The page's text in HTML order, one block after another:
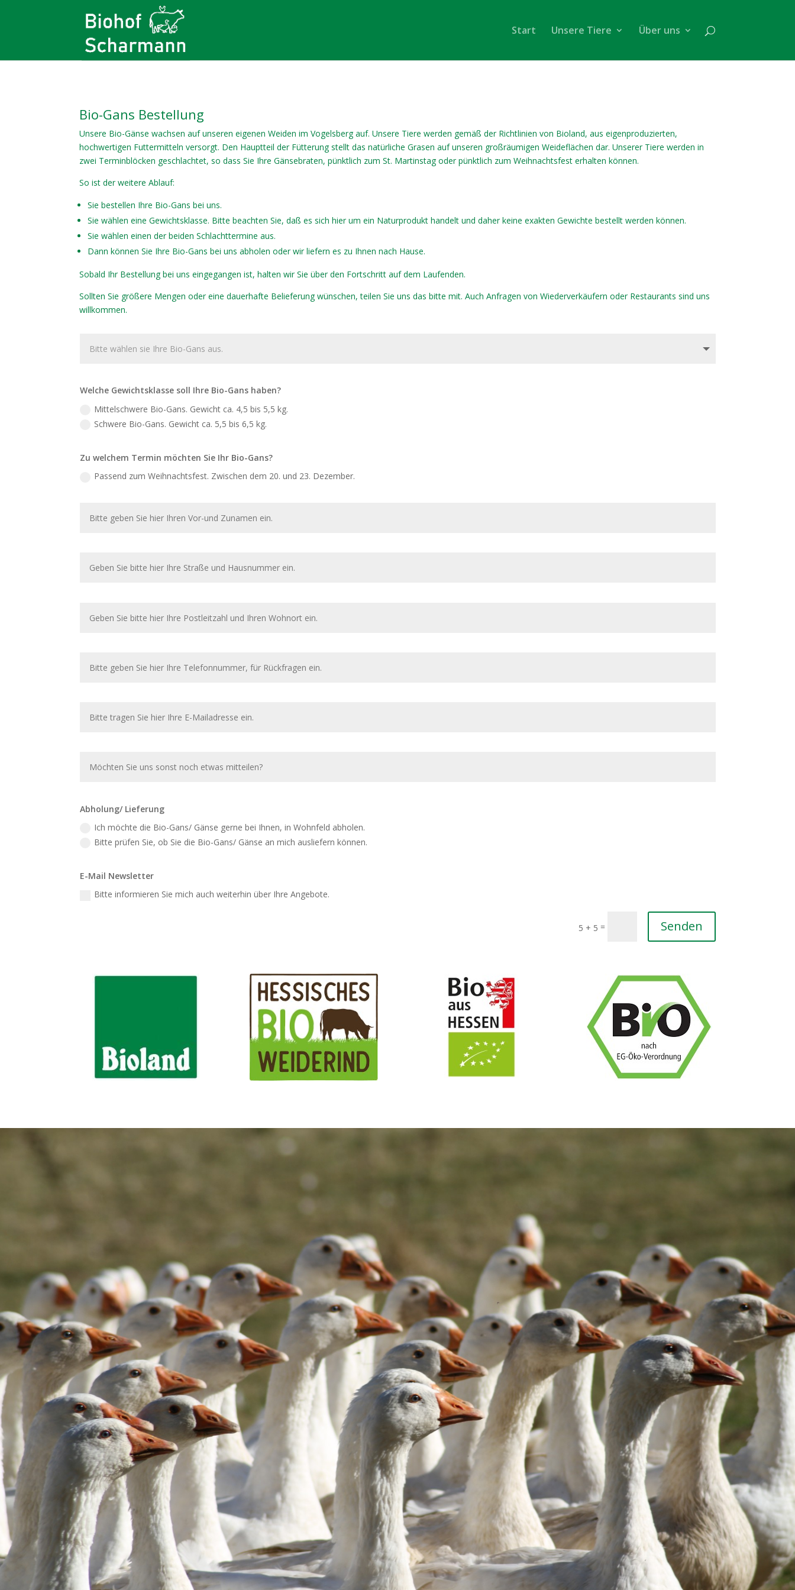
Start Unsere Tiere Über uns
Bio-Gans Bestellung
Unsere Bio-Gänse wachsen auf unseren eigenen Weiden im Vogelsberg auf. Unsere Tiere werden gemäß der Richtlinien von Bioland, aus eigenproduzierten,
hochwertigen Futtermitteln versorgt. Den Hauptteil der Fütterung stellt das natürliche Grasen auf unseren großräumigen Weideflächen dar. Unserer Tiere werden in
zwei Terminblöcken geschlachtet, so dass Sie Ihre Gänsebraten, pünktlich zum St. Martinstag oder pünktlich zum Weihnachtsfest erhalten können.
So ist der weitere Ablauf:
Sie bestellen Ihre Bio-Gans bei uns.
Sie wählen eine Gewichtsklasse. Bitte beachten Sie, daß es sich hier um ein Naturprodukt handelt und daher keine exakten Gewichte bestellt werden können.
Sie wählen einen der beiden Schlachttermine aus.
Dann können Sie Ihre Bio-Gans bei uns abholen oder wir liefern es zu Ihnen nach Hause.
Sobald Ihr Bestellung bei uns eingegangen ist, halten wir Sie über den Fortschritt auf dem Laufenden.
Sollten Sie größere Mengen oder eine dauerhafte Belieferung wünschen, teilen Sie uns das bitte mit. Auch Anfragen von Wiederverkäufern oder Restaurants sind uns
willkommen.
Welche Gewichtsklasse soll Ihre Bio-Gans haben?
Mittelschwere Bio-Gans. Gewicht ca. 4,5 bis 5,5 kg.
Schwere Bio-Gans. Gewicht ca. 5,5 bis 6,5 kg.
Zu welchem Termin möchten Sie Ihr Bio-Gans?
Passend zum Weihnachtsfest. Zwischen dem 20. und 23. Dezember.
Abholung/ Lieferung
Ich möchte die Bio-Gans/ Gänse gerne bei Ihnen, in Wohnfeld abholen.
Bitte prüfen Sie, ob Sie die Bio-Gans/ Gänse an mich ausliefern können.
E-Mail Newsletter
Bitte informieren Sie mich auch weiterhin über Ihre Angebote.
5 + 5 = Senden